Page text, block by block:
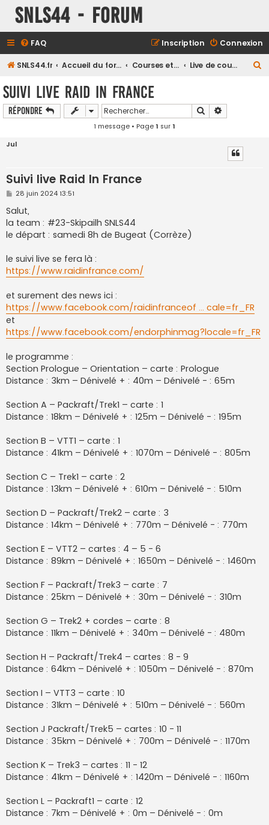
SNLS44 - Forum
FAQ Connexion
Inscription
SNLS44.fr Accueil du forum Courses et compétitions Live de course
Suivi live Raid In France
Répondre Rechercher
1 message • Page1 sur1
Jul
Suivi live Raid In France
M
s
s
a
g
e
28 juin 2024 13:51
Salut,
la team : #23-Skipailh SNLS44
le départ : samedi 8h de Bugeat (Corrèze)
le suivi live se fera là :
https://www.raidinfrance.com/
et surement des news ici :
https://www.facebook.com/raidinfranceof ... cale=fr_FR
et
https://www.facebook.com/endorphinmag?locale=fr_FR
le programme :
Section Prologue – Orientation – carte : Prologue
Distance : 3km – Dénivelé + : 40m – Dénivelé - : 65m
Section A – Packraft/Trek1 – carte : 1
Distance : 18km – Dénivelé + : 125m – Dénivelé - : 195m
Section B – VTT1 – carte : 1
Distance : 41km – Dénivelé + : 1070m – Dénivelé - : 805m
Section C – Trek1 – carte : 2
Distance : 13km – Dénivelé + : 610m – Dénivelé - : 510m
Section D – Packraft/Trek2 – carte : 3
Distance : 14km – Dénivelé + : 770m – Dénivelé - : 770m
Section E – VTT2 – cartes : 4 – 5 - 6
Distance : 89km – Dénivelé + : 1650m – Dénivelé - : 1460m
Section F – Packraft/Trek3 – carte : 7
Distance : 25km – Dénivelé + : 30m – Dénivelé - : 310m
Section G – Trek2 + cordes – carte : 8
Distance : 11km – Dénivelé + : 340m – Dénivelé - : 480m
Section H – Packraft/Trek4 – cartes : 8 - 9
Distance : 64km – Dénivelé + : 1050m – Dénivelé - : 870m
Section I – VTT3 – carte : 10
Distance : 31km – Dénivelé + : 510m – Dénivelé - : 560m
Section J Packraft/Trek5 – cartes : 10 - 11
Distance : 35km – Dénivelé + : 700m – Dénivelé - : 1170m
Section K – Trek3 – cartes : 11 - 12
Distance : 41km – Dénivelé + : 1420m – Dénivelé - : 1160m
Section L – Packraft1 – carte : 12
Distance : 7km – Dénivelé + : 0m – Dénivelé - : 0m